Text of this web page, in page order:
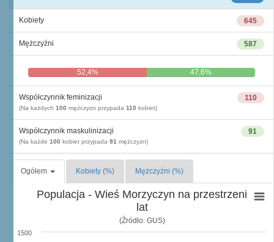
645
Kobiety
587
Mężczyźni
52,4% 47,6%
110
Współczynnik feminizacji
(Na każdych 100 mężczyzn przypada 110 kobiet)
91
Współczynnik maskulinizacji
(Na każde 100 kobiet przypada 91 mężczyzn)
Ogółem Kobiety (%) Mężczyźni (%)
Populacja - Wieś Morzyczyn na przestrzeni
lat
(Źródło: GUS)
1500